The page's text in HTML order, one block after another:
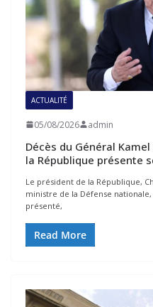
ACTUALITÉ
05/08/2026 admin
Décès du Général
la République présente
Le président de la République,
ministre de la Défense
présenté,
Read More